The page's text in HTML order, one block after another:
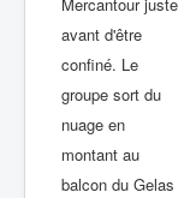
avant d'être
confiné. Le
groupe sort du
nuage en
montant au
balcon du Gelas